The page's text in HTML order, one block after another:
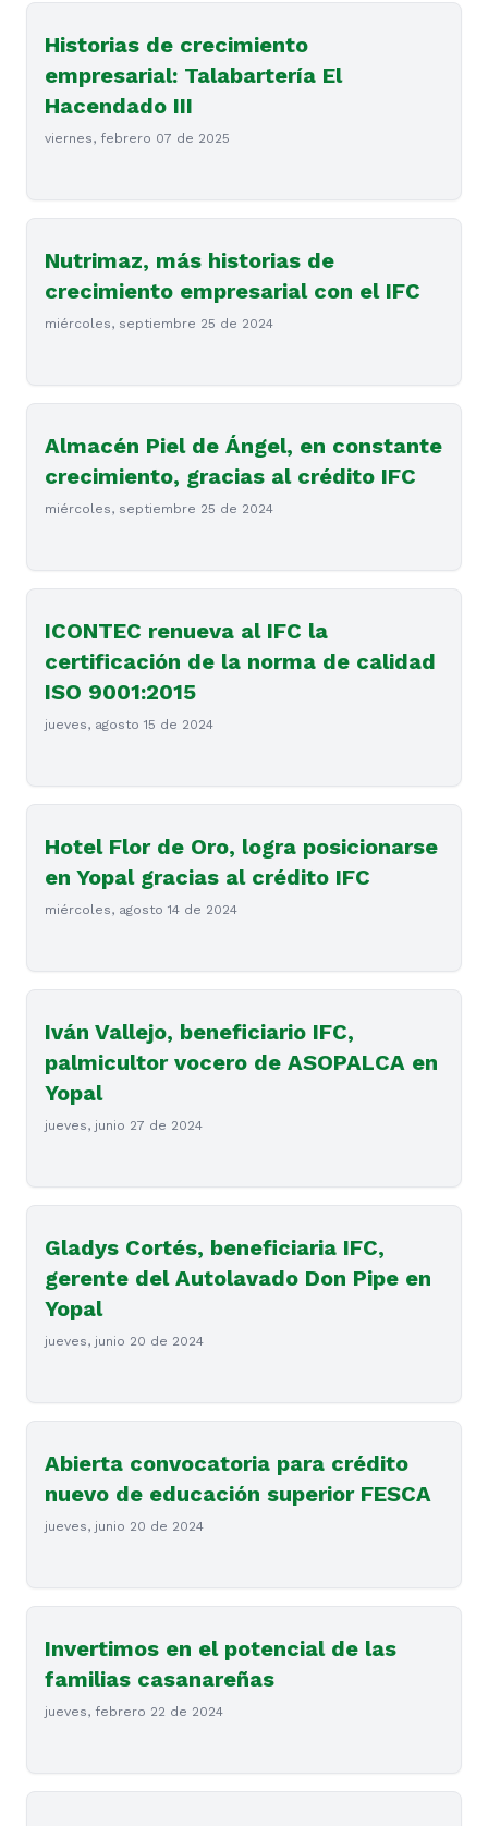
Historias de crecimiento
empresarial: Talabartería El
Hacendado III
viernes, febrero 07 de 2025
Nutrimaz, más historias de
crecimiento empresarial con el IFC
miércoles, septiembre 25 de 2024
Almacén Piel de Ángel, en constante
crecimiento, gracias al crédito IFC
miércoles, septiembre 25 de 2024
ICONTEC renueva al IFC la
certificación de la norma de calidad
ISO 9001:2015
jueves, agosto 15 de 2024
Hotel Flor de Oro, logra posicionarse
en Yopal gracias al crédito IFC
miércoles, agosto 14 de 2024
Iván Vallejo, beneficiario IFC,
palmicultor vocero de ASOPALCA en
Yopal
jueves, junio 27 de 2024
Gladys Cortés, beneficiaria IFC,
gerente del Autolavado Don Pipe en
Yopal
jueves, junio 20 de 2024
Abierta convocatoria para crédito
nuevo de educación superior FESCA
jueves, junio 20 de 2024
Invertimos en el potencial de las
familias casanareñas
jueves, febrero 22 de 2024